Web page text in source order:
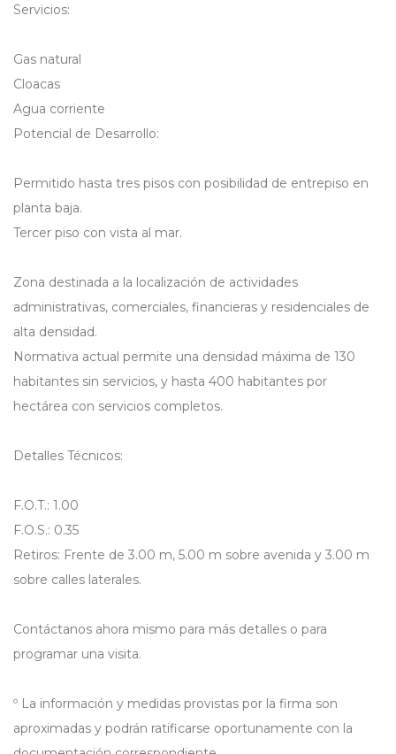
Servicios:
Gas natural
Cloacas
Agua corriente
Potencial de Desarrollo:
Permitido hasta tres pisos con posibilidad de entrepiso en
planta baja.
Tercer piso con vista al mar.
Zona destinada a la localización de actividades
administrativas, comerciales, financieras y residenciales de
alta densidad.
Normativa actual permite una densidad máxima de 130
habitantes sin servicios, y hasta 400 habitantes por
hectárea con servicios completos.
Detalles Técnicos:
F.O.T.: 1.00
F.O.S.: 0.35
Retiros: Frente de 3.00 m, 5.00 m sobre avenida y 3.00 m
sobre calles laterales.
Contáctanos ahora mismo para más detalles o para
programar una visita.
º La información y medidas provistas por la firma son
aproximadas y podrán ratificarse oportunamente con la